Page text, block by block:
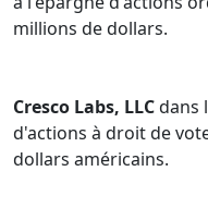
millions de dollars.
Cresco Labs, LLCdans
d'actions à droit de
dollars américains.